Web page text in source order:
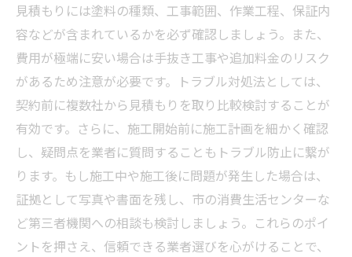
見積もりには塗料の種類、工事範囲、作業工程、保証内
容などが含まれているかを必ず確認しましょう。また、
費用が極端に安い場合は手抜き工事や追加料金のリスク
があるため注意が必要です。トラブル対処法としては、
契約前に複数社から見積もりを取り比較検討することが
有効です。さらに、施工開始前に施工計画を細かく確認
し、疑問点を業者に質問することもトラブル防止に繋が
ります。もし施工中や施工後に問題が発生した場合は、
証拠として写真や書面を残し、市の消費生活センターな
ど第三者機関への相談も検討しましょう。これらのポイ
ントを押さえ、信頼できる業者選びを心がけることで、